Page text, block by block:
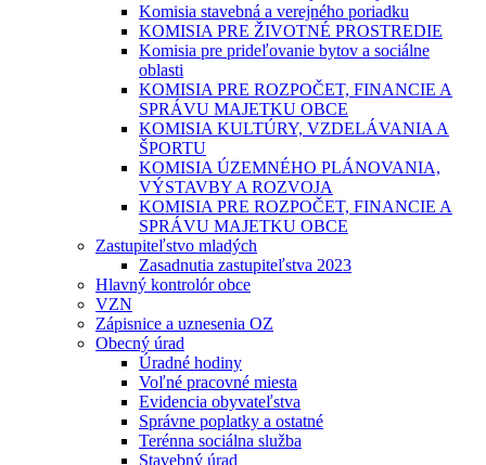
Komisia stavebná a verejného poriadku
KOMISIA PRE ŽIVOTNÉ PROSTREDIE
Komisia pre prideľovanie bytov a sociálne
oblasti
KOMISIA PRE ROZPOČET, FINANCIE A
SPRÁVU MAJETKU OBCE
KOMISIA KULTÚRY, VZDELÁVANIA A
ŠPORTU
KOMISIA ÚZEMNÉHO PLÁNOVANIA,
VÝSTAVBY A ROZVOJA
KOMISIA PRE ROZPOČET, FINANCIE A
SPRÁVU MAJETKU OBCE
Zastupiteľstvo mladých
Zasadnutia zastupiteľstva 2023
Hlavný kontrolór obce
VZN
Zápisnice a uznesenia OZ
Obecný úrad
Úradné hodiny
Voľné pracovné miesta
Evidencia obyvateľstva
Správne poplatky a ostatné
Terénna sociálna služba
Stavebný úrad